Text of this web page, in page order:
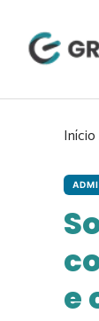
Início
e